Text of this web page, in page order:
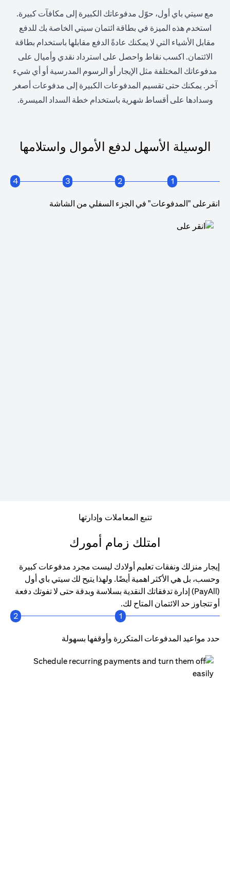
مع سيتي باي أول، حوّل مدفوعاتك الكبيرة إلى مكافآت كبيرة.
استخدم هذه الميزة في بطاقة ائتمان سيتي الخاصة بك للدفع
مقابل الأشياء التي لا يمكنك عادةً الدفع مقابلها باستخدام بطاقة
الائتمان. اكسب نقاط واحصل على استرداد نقدي وأميال على
مدفوعاتك المختلفة مثل الإيجار أو الرسوم المدرسية أو أي شيء
آخر. يمكنك حتى تقسيم المدفوعات الكبيرة إلى مدفوعات أصغر
وسدادها على أقساط شهرية باستخدام خطة السداد الميسرة.
الوسيلة الأسهل لدفع الأموال واستلامها
1
2
3
4
انقرعلى "المدفوعات" في الجزء السفلي من الشاشة
تتبع المعاملات وإدارتها
امتلك زمام أمورك
إيجار منزلك ونفقات تعليم أولادك ليست مجرد مدفوعات كبيرة
وحسب، بل هي الأكثر اهمية أيضًا. ولهذا يتيح لك سيتي باي أول
(PayAll) إدارة تدفقاتك النقدية بسلاسة وبدقة حتى لا تفوتك دفعة
أو تتجاوز حد الائتمان المتاح لك.
1
2
حدد مواعيد المدفوعات المتكررة وأوقفها بسهولة